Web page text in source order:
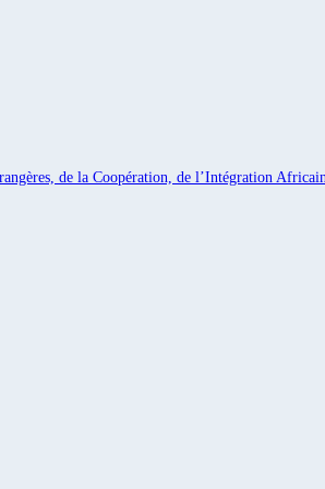
de la Coopération, de l’Intégration